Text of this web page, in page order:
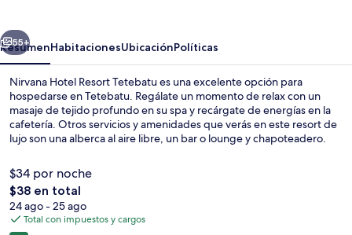
Siguiente
55+
ResumenHabitacionesUbicaciónPolíticas
Nirvana Hotel Resort Tetebatu es una excelente opción para
hospedarse en Tetebatu. Regálate un momento de relax con un
masaje de tejido profundo en su spa y recárgate de energías en la
cafetería. Otros servicios y amenidades que verás en este resort de
lujo son una alberca al aire libre, un bar o lounge y chapoteadero.
$34 por noche
El
precio
total
es
$38 en total
24 ago - 25 ago
Total con impuestos y cargos